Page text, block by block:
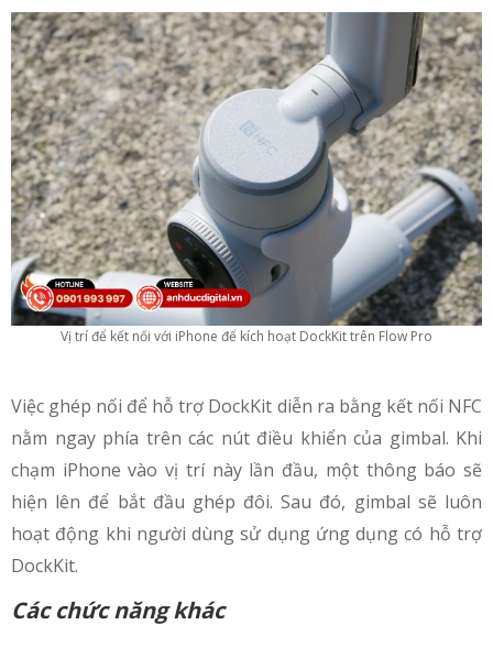
Vị trí để kết nối với iPhone để kích hoạt DockKit trên Flow Pro
Việc ghép nối để hỗ trợ DockKit diễn ra bằng kết nối NFC
nằm ngay phía trên các nút điều khiển của gimbal. Khi
chạm iPhone vào vị trí này lần đầu, một thông báo sẽ
hiện lên để bắt đầu ghép đôi. Sau đó, gimbal sẽ luôn
hoạt động khi người dùng sử dụng ứng dụng có hỗ trợ
DockKit.
Các chức năng khác